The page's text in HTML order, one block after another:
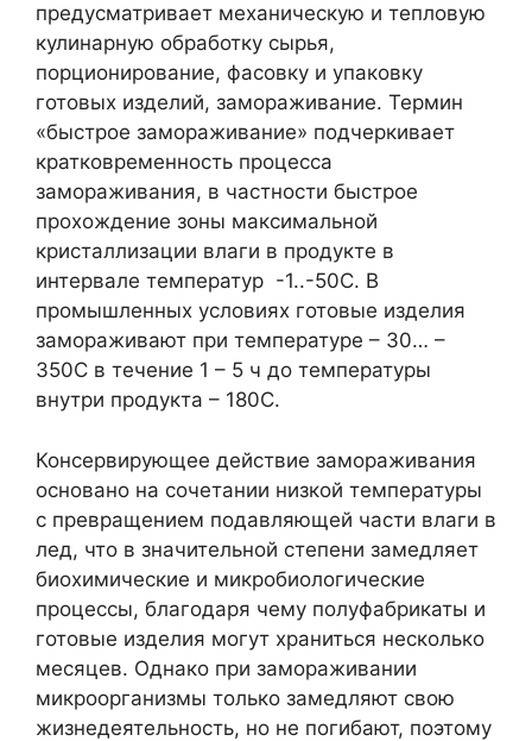
предусматривает механическую и тепловую
кулинарную обработку сырья,
порционирование, фасовку и упаковку
готовых изделий, замораживание. Термин
«быстрое замораживание» подчеркивает
кратковременность процесса
замораживания, в частности быстрое
прохождение зоны максимальной
кристаллизации влаги в продукте в
интервале температур -1..-50С. В
промышленных условиях готовые изделия
замораживают при температуре – 30… –
350С в течение 1 – 5 ч до температуры
внутри продукта – 180С.
Консервирующее действие замораживания
основано на сочетании низкой температуры
с превращением подавляющей части влаги в
лед, что в значительной степени замедляет
биохимические и микробиологические
процессы, благодаря чему полуфабрикаты и
готовые изделия могут храниться несколько
месяцев. Однако при замораживании
микроорганизмы только замедляют свою
жизнедеятельность, но не погибают, поэтому